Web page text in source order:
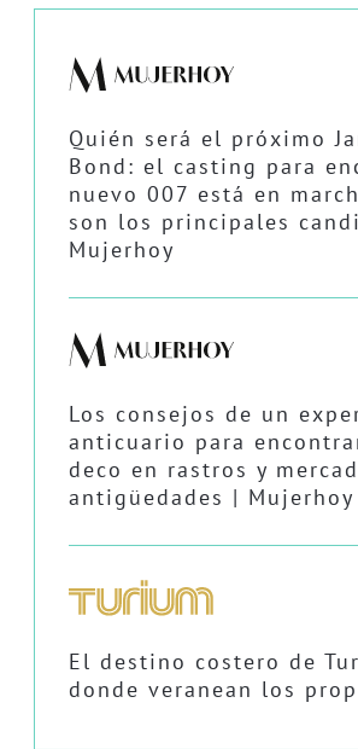
Quién será el próximo
Bond: el casting para
nuevo 007 está en
son los principales
Mujerhoy
Los consejos de un
anticuario para
deco en rastros y
antigüedades | Mujerhoy
El destino costero de
donde veranean los